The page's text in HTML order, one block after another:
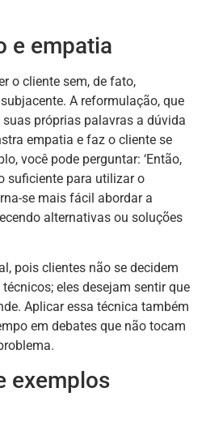
e empatia
o cliente sem, de fato,
A reformulação, que
próprias palavras a dúvida
empatia e faz o cliente se
você pode perguntar: ‘Então,
suficiente para utilizar o
se mais fácil abordar a
alternativas ou soluções
pois clientes não se decidem
eles desejam sentir que
Aplicar essa técnica também
em debates que não tocam
exemplos